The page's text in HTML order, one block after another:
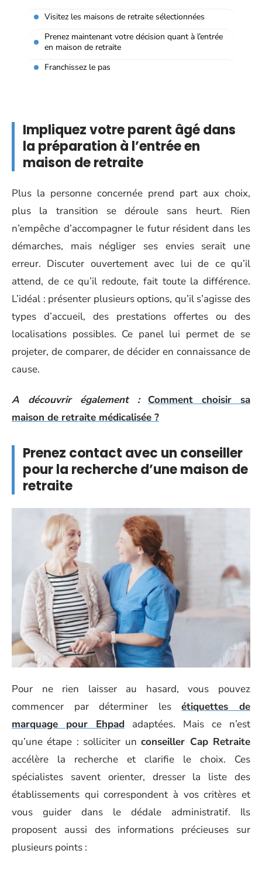
Visitez les maisons de retraite sélectionnées
Prenez maintenant votre décision quant à l’entrée
en maison de retraite
Franchissez le pas
Impliquez votre parent âgé dans
la préparation à l’entrée en
maison de retraite
Plus la personne concernée prend part aux choix,
plus la transition se déroule sans heurt. Rien
n’empêche d’accompagner le futur résident dans les
démarches, mais négliger ses envies serait une
erreur. Discuter ouvertement avec lui de ce qu’il
attend, de ce qu’il redoute, fait toute la différence.
L’idéal : présenter plusieurs options, qu’il s’agisse des
types d’accueil, des prestations offertes ou des
localisations possibles. Ce panel lui permet de se
projeter, de comparer, de décider en connaissance de
cause.
A découvrir également :
Comment choisir sa
maison de retraite médicalisée ?
Prenez contact avec un conseiller
pour la recherche d’une maison de
retraite
Pour ne rien laisser au hasard, vous pouvez
commencer par déterminer lesétiquettes de
marquage pour Ehpad adaptées. Mais ce n’est
qu’une étape : solliciter unconseiller Cap Retraite
accélère la recherche et clarifie le choix. Ces
spécialistes savent orienter, dresser la liste des
établissements qui correspondent à vos critères et
vous guider dans le dédale administratif. Ils
proposent aussi des informations précieuses sur
plusieurs points :